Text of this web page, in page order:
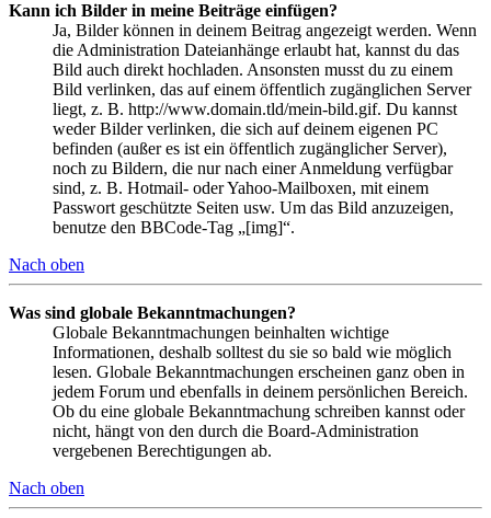
Kann ich Bilder in meine Beiträge einfügen?
Ja, Bilder können in deinem Beitrag angezeigt werden. Wenn
die Administration Dateianhänge erlaubt hat, kannst du das
Bild auch direkt hochladen. Ansonsten musst du zu einem
Bild verlinken, das auf einem öffentlich zugänglichen Server
liegt, z. B. http://www.domain.tld/mein-bild.gif. Du kannst
weder Bilder verlinken, die sich auf deinem eigenen PC
befinden (außer es ist ein öffentlich zugänglicher Server),
noch zu Bildern, die nur nach einer Anmeldung verfügbar
sind, z. B. Hotmail- oder Yahoo-Mailboxen, mit einem
Passwort geschützte Seiten usw. Um das Bild anzuzeigen,
benutze den BBCode-Tag „[img]“.
Nach oben
Was sind globale Bekanntmachungen?
Globale Bekanntmachungen beinhalten wichtige
Informationen, deshalb solltest du sie so bald wie möglich
lesen. Globale Bekanntmachungen erscheinen ganz oben in
jedem Forum und ebenfalls in deinem persönlichen Bereich.
Ob du eine globale Bekanntmachung schreiben kannst oder
nicht, hängt von den durch die Board-Administration
vergebenen Berechtigungen ab.
Nach oben